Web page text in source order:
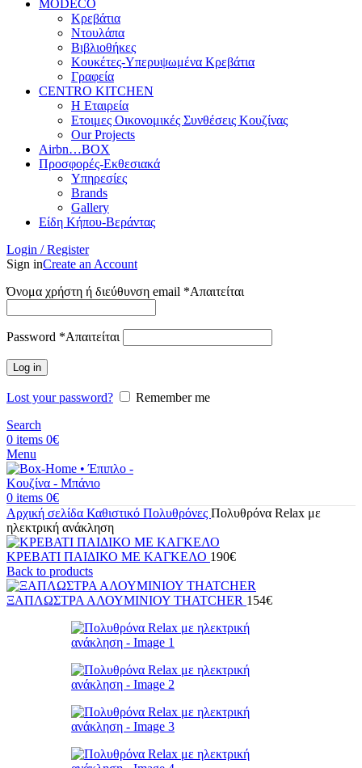
MODECO
Κρεβάτια
Ντουλάπα
Βιβλιοθήκες
Κουκέτες-Υπερυψωμένα Κρεβάτια
Γραφεία
CENTRO KITCHEN
Η Εταιρεία
Ετοιμες Οικονομικές Συνθέσεις Κουζίνας
Our Projects
Airbn…BOX
Προσφορές-Εκθεσιακά
Υπηρεσίες
Brands
Gallery
Είδη Κήπου-Βεράντας
Login / Register
Sign inCreate an Account
Όνομα χρήστη ή διεύθυνση email *Απαιτείται
Password *Απαιτείται
Log in
Lost your password?
Remember me
Search
0 items 0€
Menu
0 items 0€
Αρχική σελίδα Καθιστικό Πολυθρόνες Πολυθρόνα Relax με
ηλεκτρική ανάκληση
ΚΡΕΒΑΤΙ ΠΑΙΔΙΚΟ ΜΕ ΚΑΓΚΕΛΟ 190€
Back to products
ΞΑΠΛΩΣΤΡΑ ΑΛΟΥΜΙΝΙΟΥ THATCHER 154€